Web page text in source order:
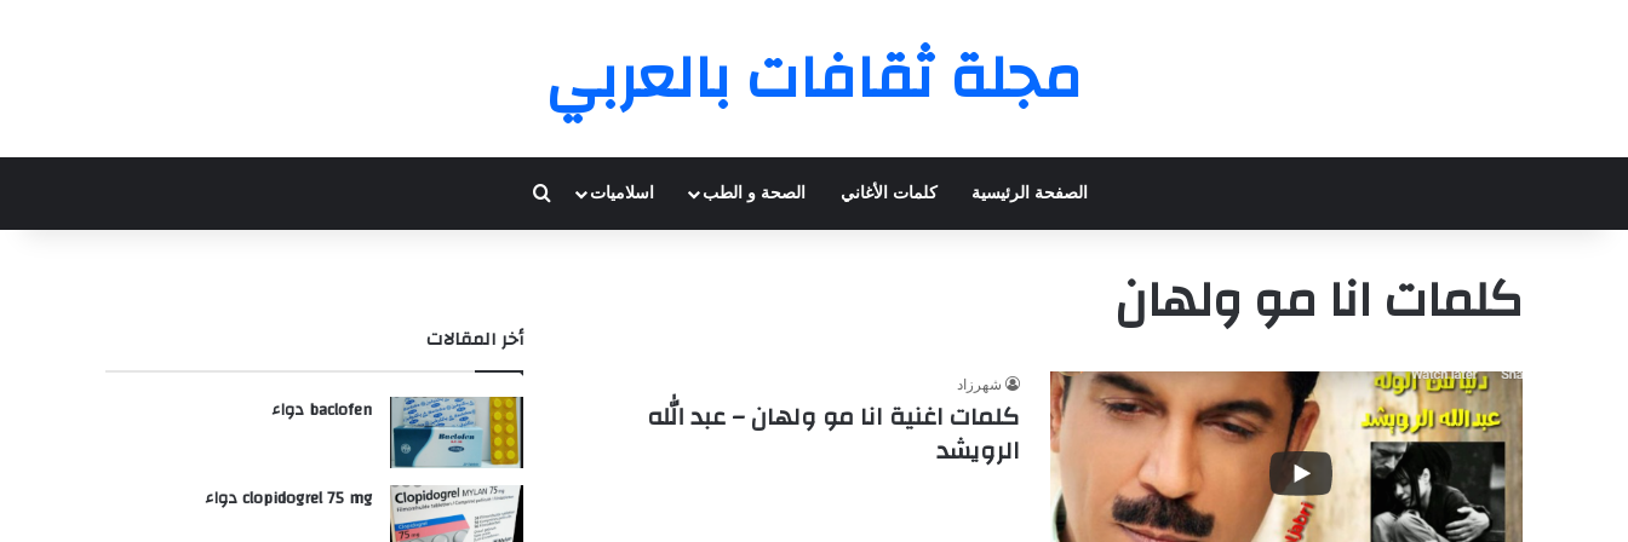
مجلة ثقافات بالعربي
الصفحة الرئيسية كلمات الأغاني الصحة و الطب اسلاميات
كلمات انا مو ولهان
شهرزاد
كلمات اغنية انا مو ولهان – عبد الله
الرويشد
أخر المقالات
baclofen دواء
clopidogrel 75 mg دواء